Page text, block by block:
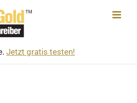
Jetzt gratis testen!